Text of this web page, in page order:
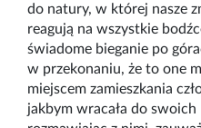
do natury, w której nasze
reagują na wszystkie
świadome bieganie po
w przekonaniu, że to one
miejscem zamieszkania
jakbym wracała do